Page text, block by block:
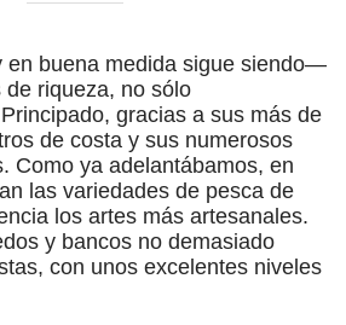
buena medida sigue siendo—
riqueza, no sólo
gracias a sus más de
de costa y sus numerosos
Como ya adelantábamos, en
las variedades de pesca de
los artes más artesanales.
y bancos no demasiado
con unos excelentes niveles